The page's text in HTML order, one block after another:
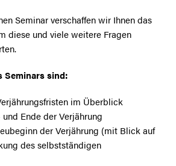
Seminar verschaffen wir Ihnen das
diese und viele weitere Fragen
Seminars sind:
im Überblick
Ende der Verjährung
der Verjährung (mit Blick auf
des selbstständigen